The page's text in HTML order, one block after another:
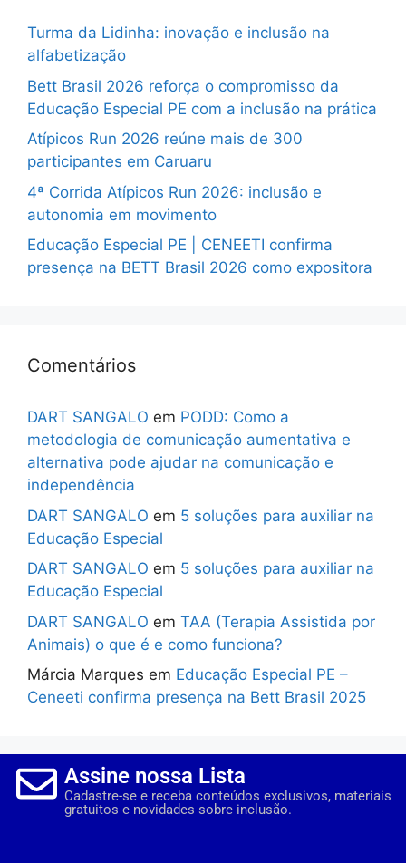
Turma da Lidinha: inovação e inclusão na
alfabetização
Bett Brasil 2026 reforça o compromisso da
Educação Especial PE com a inclusão na prática
Atípicos Run 2026 reúne mais de 300
participantes em Caruaru
4ª Corrida Atípicos Run 2026: inclusão e
autonomia em movimento
Educação Especial PE | CENEETI confirma
presença na BETT Brasil 2026 como expositora
Comentários
DART SANGALO em PODD: Como a
metodologia de comunicação aumentativa e
alternativa pode ajudar na comunicação e
independência
DART SANGALO em 5 soluções para auxiliar na
Educação Especial
DART SANGALO em 5 soluções para auxiliar na
Educação Especial
DART SANGALO em TAA (Terapia Assistida por
Animais) o que é e como funciona?
Márcia Marques em Educação Especial PE –
Ceneeti confirma presença na Bett Brasil 2025
Assine nossa Lista
Cadastre-se e receba conteúdos exclusivos, materiais
gratuitos e novidades sobre inclusão.